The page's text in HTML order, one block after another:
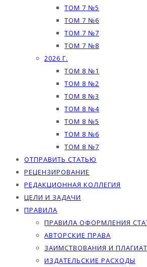
ТОМ 7 №5
ТОМ 7 №6
ТОМ 7 №7
ТОМ 7 №8
2026 Г.
ТОМ 8 №1
ТОМ 8 №2
ТОМ 8 №3
ТОМ 8 №4
ТОМ 8 №5
ТОМ 8 №6
ТОМ 8 №7
ОТПРАВИТЬ СТАТЬЮ
РЕЦЕНЗИРОВАНИЕ
РЕДАКЦИОННАЯ КОЛЛЕГИЯ
ЦЕЛИ И ЗАДАЧИ
ПРАВИЛА
ПРАВИЛА ОФОРМЛЕНИЯ
АВТОРСКИЕ ПРАВА
ЗАИМСТВОВАНИЯ И ПЛАГИАТ
ИЗДАТЕЛЬСКИЕ РАСХОДЫ